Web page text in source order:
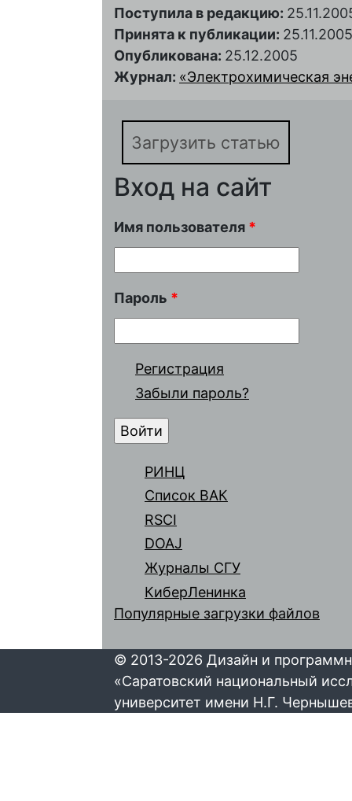
Поступила в редакцию:
Принята к публикации: 25.11.2005
Опубликована: 25.12.2005
Журнал: «Электрохимическая
Загрузить статью
Вход на сайт
Имя пользователя *
Пароль *
Регистрация
Забыли пароль?
РИНЦ
Список ВАК
RSCI
DOAJ
Журналы СГУ
КиберЛенинка
Популярные загрузки файлов
© 2013-2026 Дизайн и
«Саратовский национальный
университет имени Н.Г.